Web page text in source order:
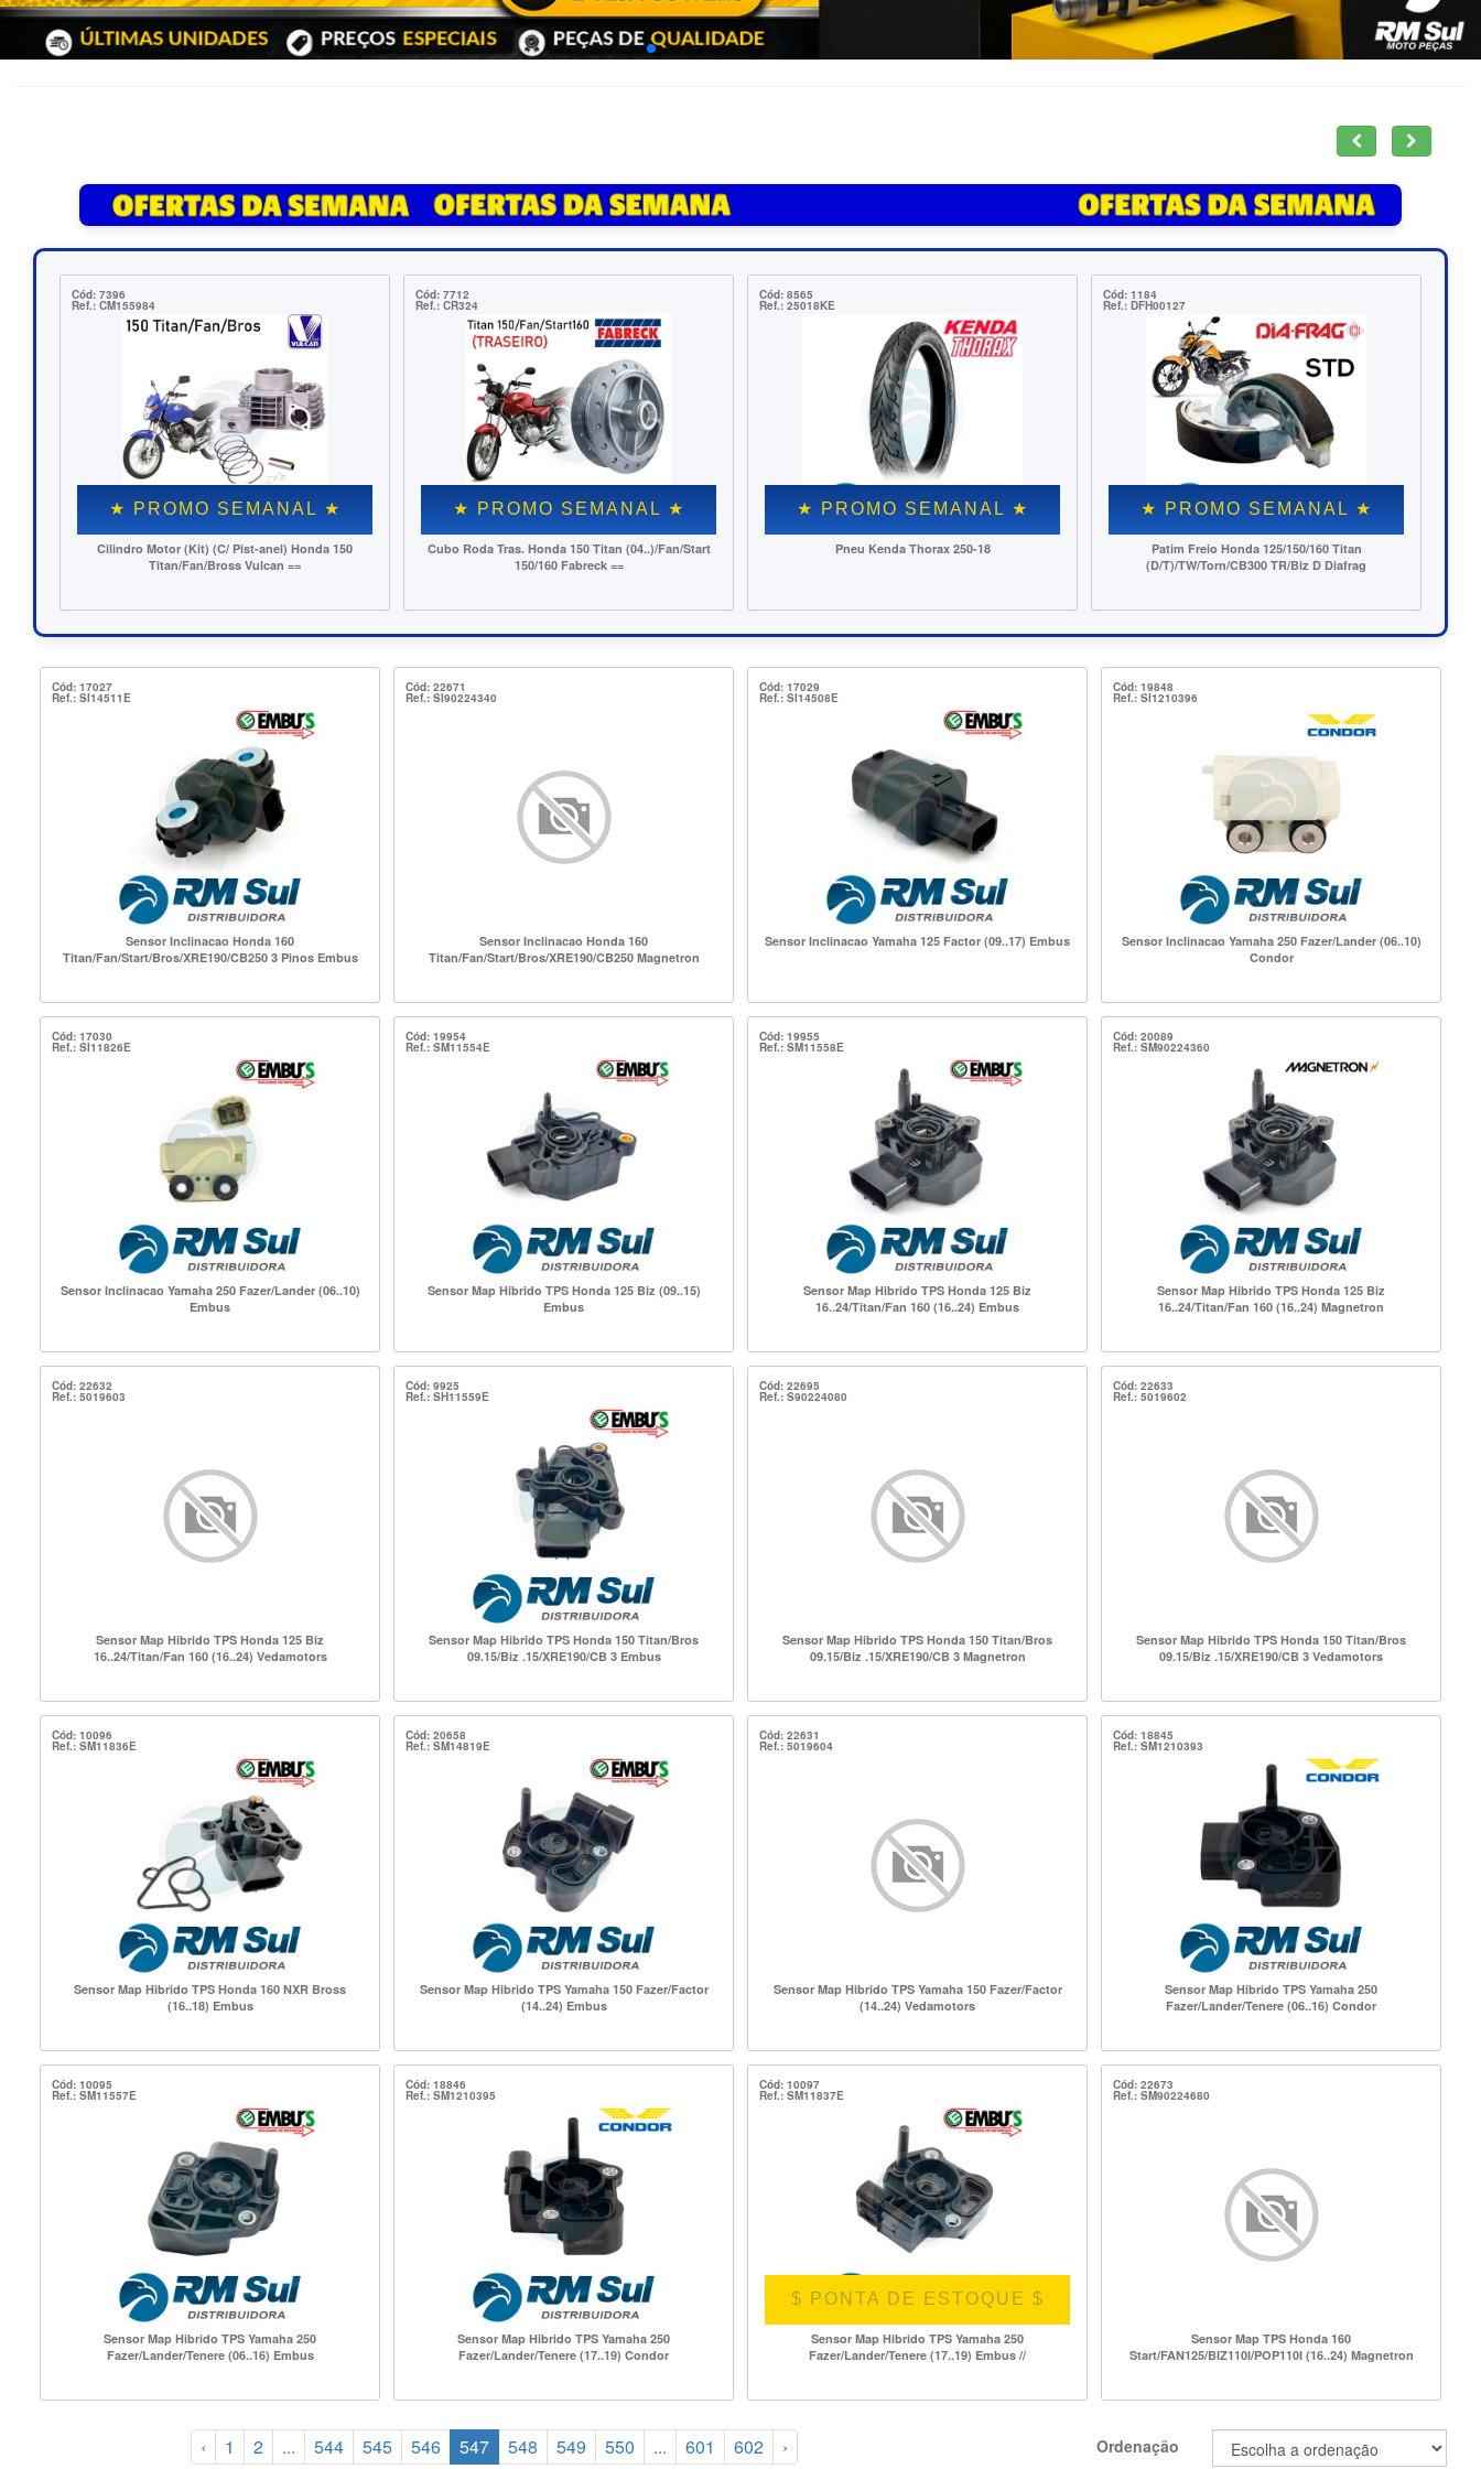
ESTOQUE $
★
Pist-anel) Honda 150
$ PONTA DE ESTOQUE $
★ PROMO SEMANAL ★
Cubo Roda Tras. Honda 150 Titan (04..)/Fan/Start
150/160 Fabreck ==
★ PROMO SEMANAL ★
Pneu Kenda Thorax 250-18
★ PROMO SEMANAL ★
Patim Freio Honda 125/150/160 Titan
(D/T)/TW/Torn/CB300 TR/Biz D Diafrag
★ PROMO SEMANAL
Rolamento 6004 NSE9 (Blind. Borracha)
Cód: 17027
Ref.: SI14511E
Sensor Inclinacao Honda 160
Titan/Fan/Start/Bros/XRE190/CB250 3 Pinos Embus
Cód: 22671
Ref.: SI90224340
Sensor Inclinacao Honda 160
Titan/Fan/Start/Bros/XRE190/CB250 Magnetron
Cód: 17029
Ref.: SI14508E
Sensor Inclinacao Yamaha 125 Factor (09..17) Embus
Cód: 19848
Ref.: SI1210396
Sensor Inclinacao Yamaha 250 Fazer/Lander (06..10)
Condor
Cód: 17030
Ref.: SI11826E
Sensor Inclinacao Yamaha 250 Fazer/Lander (06..10)
Embus
Cód: 19954
Ref.: SM11554E
Sensor Map Hibrido TPS Honda 125 Biz (09..15)
Embus
Cód: 19955
Ref.: SM11558E
Sensor Map Hibrido TPS Honda 125 Biz
16..24/Titan/Fan 160 (16..24) Embus
Cód: 20089
Ref.: SM90224360
Sensor Map Hibrido TPS Honda 125 Biz
16..24/Titan/Fan 160 (16..24) Magnetron
Cód: 22632
Ref.: 5019603
Sensor Map Hibrido TPS Honda 125 Biz
16..24/Titan/Fan 160 (16..24) Vedamotors
Cód: 9925
Ref.: SH11559E
Sensor Map Hibrido TPS Honda 150 Titan/Bros
09.15/Biz .15/XRE190/CB 3 Embus
Cód: 22695
Ref.: S90224080
Sensor Map Hibrido TPS Honda 150 Titan/Bros
09.15/Biz .15/XRE190/CB 3 Magnetron
Cód: 22633
Ref.: 5019602
Sensor Map Hibrido TPS Honda 150 Titan/Bros
09.15/Biz .15/XRE190/CB 3 Vedamotors
Cód: 10096
Ref.: SM11836E
Sensor Map Hibrido TPS Honda 160 NXR Bross
(16..18) Embus
Cód: 20658
Ref.: SM14819E
Sensor Map Hibrido TPS Yamaha 150 Fazer/Factor
(14..24) Embus
Cód: 22631
Ref.: 5019604
Sensor Map Hibrido TPS Yamaha 150 Fazer/Factor
(14..24) Vedamotors
Cód: 18845
Ref.: SM1210393
Sensor Map Hibrido TPS Yamaha 250
Fazer/Lander/Tenere (06..16) Condor
Cód: 10095
Ref.: SM11557E
Sensor Map Hibrido TPS Yamaha 250
Fazer/Lander/Tenere (06..16) Embus
Cód: 18846
Ref.: SM1210395
Sensor Map Hibrido TPS Yamaha 250
Fazer/Lander/Tenere (17..19) Condor
Cód: 10097
Ref.: SM11837E
$ PONTA DE ESTOQUE $
Sensor Map Hibrido TPS Yamaha 250
Fazer/Lander/Tenere (17..19) Embus //
Cód: 22673
Ref.: SM90224680
Sensor Map TPS Honda 160
Start/FAN125/BIZ110I/POP110I (16..24) Magnetron
‹ 1 2 ... 544 545 546 547 548 549 550 ... 601 602 › Ordenação